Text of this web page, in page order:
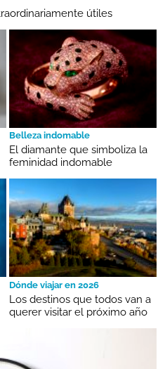
útiles
Belleza indomable
El diamante que simboliza la
feminidad indomable
Dónde viajar en 2026
Los destinos que todos van a
querer visitar el próximo año